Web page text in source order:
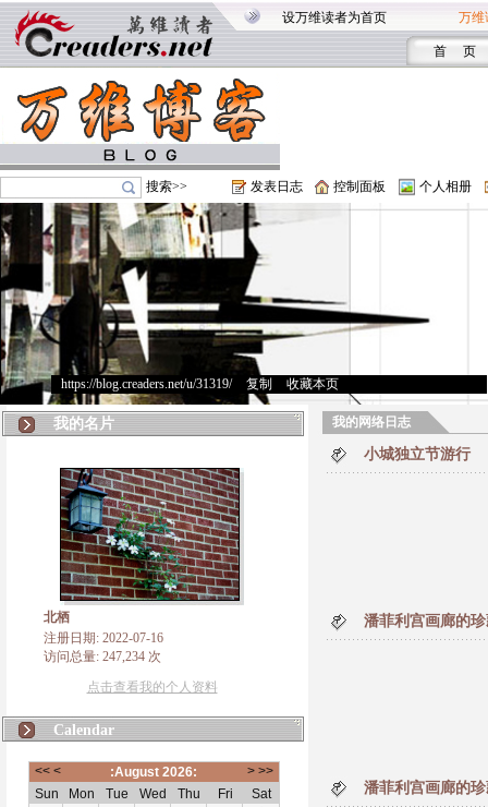
设万维读者为首页 万维
首 页
搜索>> 发表日志 控制面板 个人相册
https://blog.creaders.net/u/31319/> 复制 收藏本页
我的名片
北栖
注册日期: 2022-07-16
访问总量: 247,234 次
点击查看我的个人资料
Calendar
我的网络日志
小城独立节游行
潘菲利宫画廊的
潘菲利宫画廊的